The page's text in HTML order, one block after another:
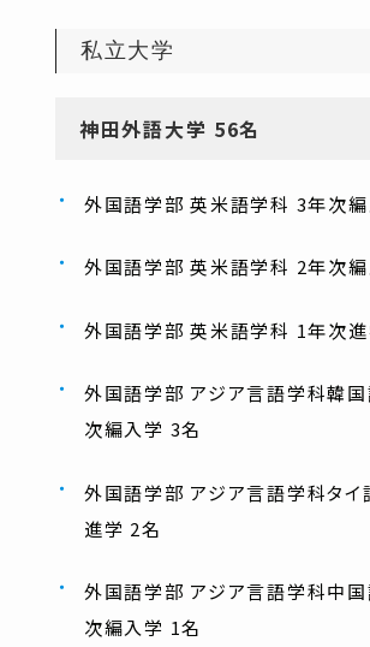
私立大学
神田外語大学 56名
外国語学部 英米語学科 3年次
外国語学部 英米語学科 2年次
外国語学部 英米語学科 1年次
外国語学部 アジア言語学科韓
次編入学 3名
外国語学部 アジア言語学科タ
進学 2名
外国語学部 アジア言語学科中
次編入学 1名